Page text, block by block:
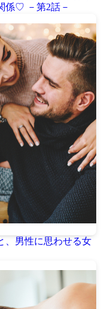
係♡ －第2話－
、男性に思わせる女